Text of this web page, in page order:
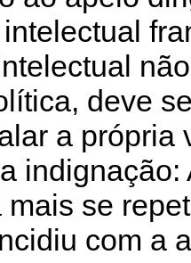
deve
a própria
se
com a